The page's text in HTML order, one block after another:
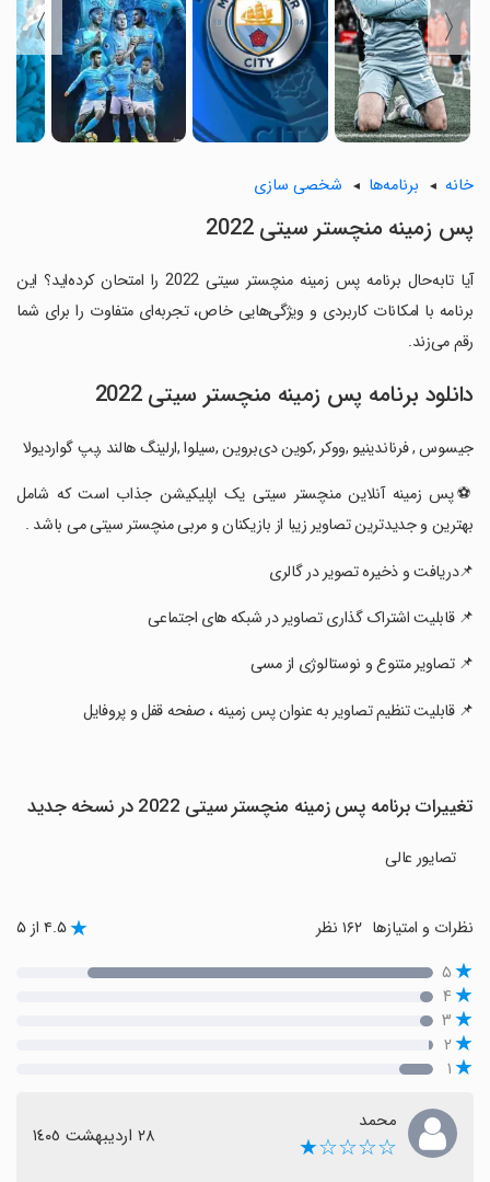
〈
〉
خانه برنامه‌ها شخصی سازی
پس زمینه منچستر سیتی 2022
آیا تابه‌حال برنامه پس زمینه منچستر سیتی 2022 را امتحان کرده‌اید؟ این
برنامه با امکانات کاربردی و ویژگی‌هایی خاص، تجربه‌ای متفاوت را برای شما
رقم می‌زند.
دانلود برنامه پس زمینه منچستر سیتی 2022
جیسوس , فرناندینیو ,ووکر ,کوین دی‌بروین ,سیلوا ,ارلینگ هالند ,پپ گواردیولا
‏⚽️پس زمینه آنلاین منچستر سیتی یک اپلیکیشن جذاب است که شامل
بهترین و جدیدترین تصاویر زیبا از بازیکنان و مربی منچستر سیتی می باشد .
‏📌دریافت و ذخیره تصویر در گالری
‏📌 قابلیت اشتراک گذاری تصاویر در شبکه های اجتماعی
‏📌 تصاویر متنوع و نوستالوژی از مسی
‏📌 قابلیت تنظیم تصاویر به عنوان پس زمینه ، صفحه قفل و پروفایل
تغییرات برنامه پس زمینه منچستر سیتی 2022 در نسخه جدید
تصایور عالی
نظرات و امتیازها ۴.۵ از ۵
۵
۴
۳
۲
۱
محمد
☆☆☆☆★ ٢٨ اردیبهشت ١٤٠٥